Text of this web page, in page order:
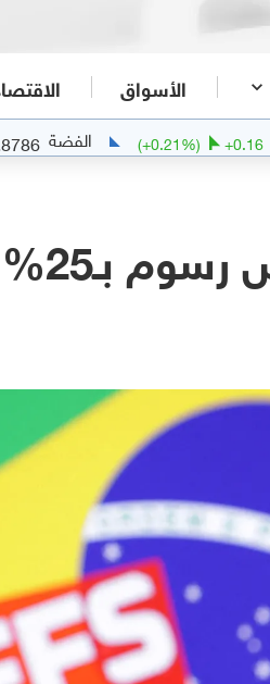
الأسواق
( 0.21%) الفضة 61.8786
البرازيلية